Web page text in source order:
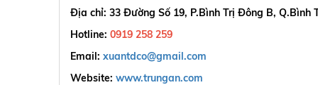
Địa chỉ: 33 Đường Số 19, P.Bình Trị Đông B, Q.Bình
Hotline: 0919 258 259
Email: xuantdco@gmail.com
Website: www.trungan.com